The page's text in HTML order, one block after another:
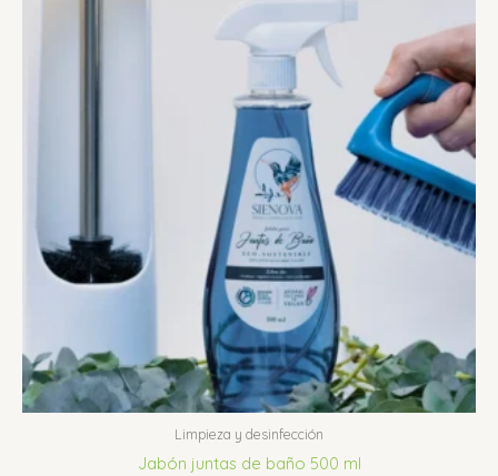
Limpieza y desinfección
Jabón juntas de baño 500 ml